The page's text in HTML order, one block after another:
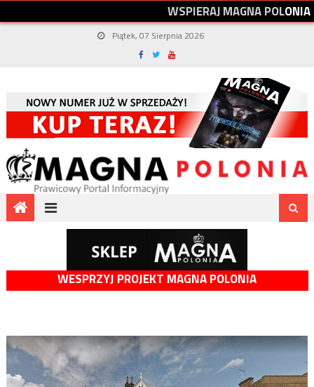
WSPIERAJMAGNAPOLONIA
Piątek, 07 Sierpnia 2026
WESPRZYJ PROJEKT MAGNA POLONIA